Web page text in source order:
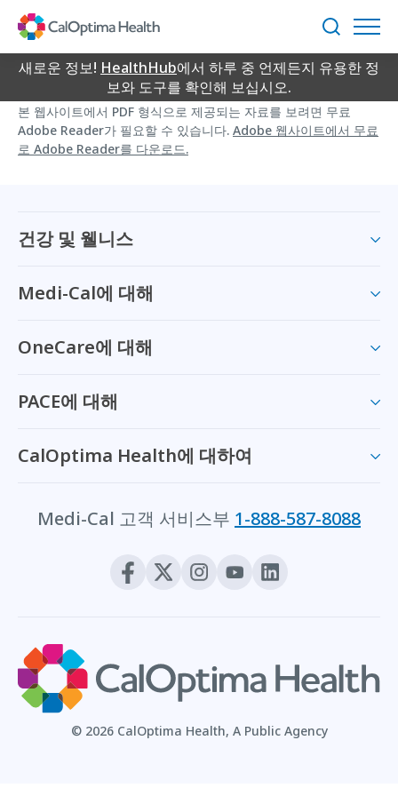
Content
검
색
새로운 정보! HealthHub에서 하루 중 언제든지 유용한 정
보와 도구를 확인해 보십시오.
본 웹사이트에서 PDF 형식으로 제공되는 자료를 보려면 무료
Adobe Reader가 필요할 수 있습니다. Adobe 웹사이트에서 무료
로 Adobe Reader를 다운로드.
건강 및 웰니스
Medi-Cal에 대해
OneCare에 대해
PACE에 대해
CalOptima Health에 대하여
Medi-Cal 고객 서비스부 1-888-587-8088
© 2026 CalOptima Health, A Public Agency